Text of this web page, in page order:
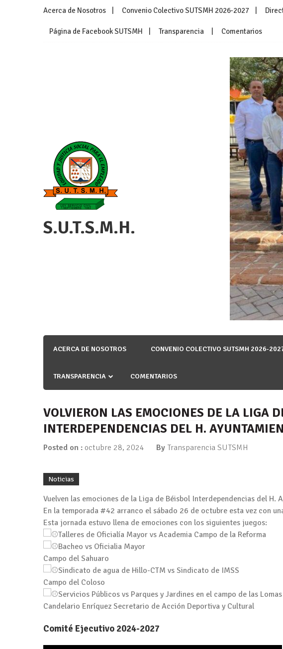
Acerca de Nosotros Convenio Colectivo SUTSMH 2026-2027
Página de Facebook SUTSMH Transparencia Comentarios
S.U.T.S.M.H.
ACERCA DE NOSOTROS CONVENIO COLECTIVO SUTSMH 2026-
TRANSPARENCIA COMENTARIOS
VOLVIERON LAS EMOCIONES DE LA LIGA
INTERDEPENDENCIAS DEL H.
Posted on : octubre 28, 2024 By Transparencia SUTSMH
Noticias
Vuelven las emociones de la Liga de Béisbol Interdependencias del H.
En la temporada #42 arranco el sábado 26 de octubre esta vez con
Esta jornada estuvo llena de emociones con los siguientes juegos:
Talleres de Oficialía Mayor vs Academia Campo de la Reforma
Bacheo vs Oficialia Mayor
Campo del Sahuaro
Sindicato de agua de Hillo-CTM vs Sindicato de IMSS
Campo del Coloso
Servicios Públicos vs Parques y Jardines en el campo de las
Candelario Enríquez Secretario de Acción Deportiva y Cultural
Comité Ejecutivo 2024-2027